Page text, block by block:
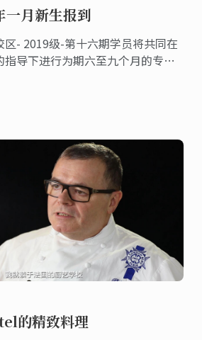
一月新生报到
- 2019级-第十六期学员将共同在
导下进行为期六至九个月的专业
的精致料理